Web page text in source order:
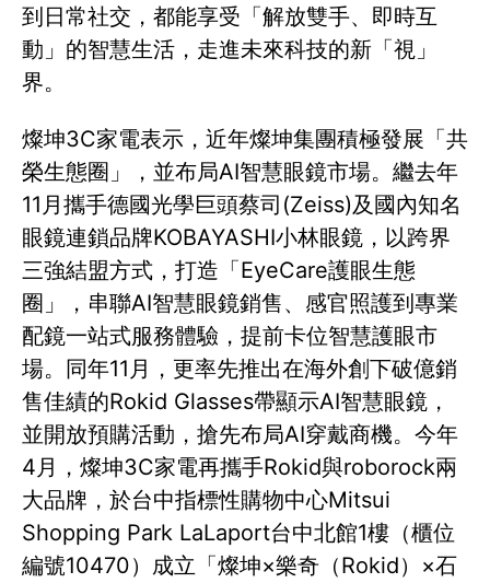
到日常社交，都能享受「解放雙手、即時互
動」的智慧生活，走進未來科技的新「視」
界。
燦坤3C家電表示，近年燦坤集團積極發展「共
榮生態圈」，並布局AI智慧眼鏡市場。繼去年
11月攜手德國光學巨頭蔡司(Zeiss)及國內知名
眼鏡連鎖品牌KOBAYASHI小林眼鏡，以跨界
三強結盟方式，打造「EyeCare護眼生態
圈」，串聯AI智慧眼鏡銷售、感官照護到專業
配鏡一站式服務體驗，提前卡位智慧護眼市
場。同年11月，更率先推出在海外創下破億銷
售佳績的Rokid Glasses帶顯示AI智慧眼鏡，
並開放預購活動，搶先布局AI穿戴商機。今年
4月，燦坤3C家電再攜手Rokid與roborock兩
大品牌，於台中指標性購物中心Mitsui
Shopping Park LaLaport台中北館1樓（櫃位
編號10470）成立「燦坤×樂奇（Rokid）×石